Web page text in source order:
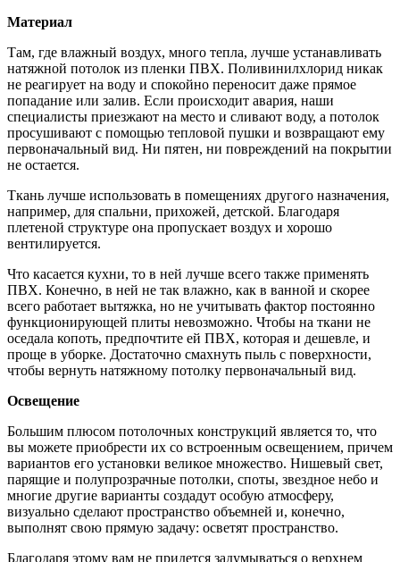
Материал
Там, где влажный воздух, много тепла, лучше устанавливать
натяжной потолок из пленки ПВХ. Поливинилхлорид никак
не реагирует на воду и спокойно переносит даже прямое
попадание или залив. Если происходит авария, наши
специалисты приезжают на место и сливают воду, а потолок
просушивают с помощью тепловой пушки и возвращают ему
первоначальный вид. Ни пятен, ни повреждений на покрытии
не остается.
Ткань лучше использовать в помещениях другого назначения,
например, для спальни, прихожей, детской. Благодаря
плетеной структуре она пропускает воздух и хорошо
вентилируется.
Что касается кухни, то в ней лучше всего также применять
ПВХ. Конечно, в ней не так влажно, как в ванной и скорее
всего работает вытяжка, но не учитывать фактор постоянно
функционирующей плиты невозможно. Чтобы на ткани не
оседала копоть, предпочтите ей ПВХ, которая и дешевле, и
проще в уборке. Достаточно смахнуть пыль с поверхности,
чтобы вернуть натяжному потолку первоначальный вид.
Освещение
Большим плюсом потолочных конструкций является то, что
вы можете приобрести их со встроенным освещением, причем
вариантов его установки великое множество. Нишевый свет,
парящие и полупрозрачные потолки, споты, звездное небо и
многие другие варианты создадут особую атмосферу,
визуально сделают пространство объемней и, конечно,
выполнят свою прямую задачу: осветят пространство.
Благодаря этому вам не придется задумываться о верхнем